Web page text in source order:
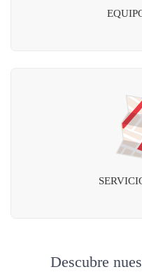
Descubre